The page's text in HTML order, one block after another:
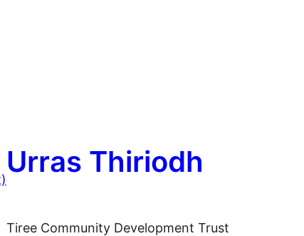
Urras Thiriodh
Tiree Community Development Trust